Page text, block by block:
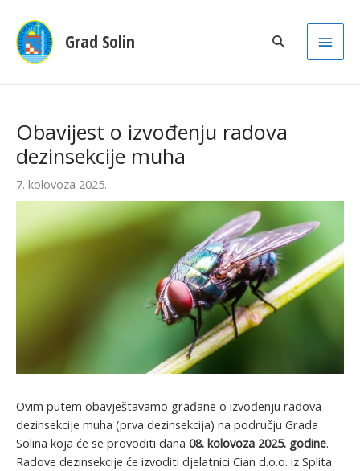
Grad Solin
Main
Obavijest o izvođenju radova
dezinsekcije muha
7. kolovoza 2025.
Ovim putem obavještavamo građane o izvođenju radova
dezinsekcije muha (prva dezinsekcija) na području Grada
Solina koja će se provoditi dana 08. kolovoza 2025. godine.
Radove dezinsekcije će izvoditi djelatnici Cian d.o.o. iz Splita.